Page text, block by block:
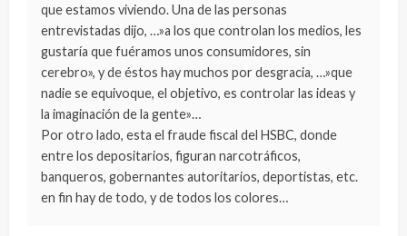
que estamos viviendo. Una de las personas
entrevistadas dijo, …»a los que controlan los medios, les
gustaría que fuéramos unos consumidores, sin
cerebro», y de éstos hay muchos por desgracia, …»que
nadie se equivoque, el objetivo, es controlar las ideas y
la imaginación de la gente»…
Por otro lado, esta el fraude fiscal del HSBC, donde
entre los depositarios, figuran narcotráficos,
banqueros, gobernantes autoritarios, deportistas, etc.
en fin hay de todo, y de todos los colores…